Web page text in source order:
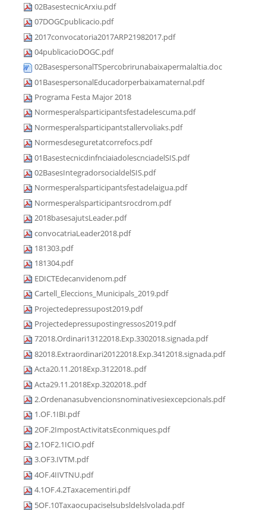
02BasestecnicArxiu.pdf
07DOGCpublicacio.pdf
2017convocatoria2017ARP21982017.pdf
04publicacioDOGC.pdf
02BasespersonalTSpercobrirunabaixapermalaltia.doc
01BasespersonalEducadorperbaixamaternal.pdf
Programa Festa Major 2018
Normesperalsparticipantsfestadelescuma.pdf
Normesperalsparticipantstallervoliaks.pdf
Normesdeseguretatcorrefocs.pdf
01BasestecnicdinfnciaiadolescnciadelSIS.pdf
02BasesIntegradorsocialdelSIS.pdf
Normesperalsparticipantsfestadelaigua.pdf
Normesperalsparticipantsrocdrom.pdf
2018basesajutsLeader.pdf
convocatriaLeader2018.pdf
181303.pdf
181304.pdf
EDICTEdecanvidenom.pdf
Cartell_Eleccions_Municipals_2019.pdf
Projectedepressupost2019.pdf
Projectedepressupostingressos2019.pdf
72018.Ordinari13122018.Exp.3302018.signada.pdf
82018.Extraordinari20122018.Exp.3412018.signada.pdf
Acta20.11.2018Exp.3122018..pdf
Acta29.11.2018Exp.3202018..pdf
2.Ordenanasubvencionsnominativesiexcepcionals.pdf
1.OF.1IBI.pdf
2OF.2ImpostActivitatsEconmiques.pdf
2.1OF2.1ICIO.pdf
3.OF3.IVTM.pdf
4OF.4IIVTNU.pdf
4.1OF.4.2Taxacementiri.pdf
5OF.10Taxaocupaciselsubsldelslvolada.pdf